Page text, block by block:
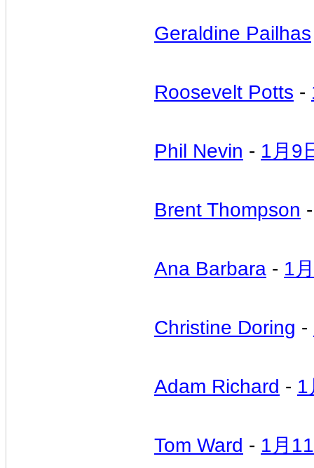
Geraldine Pailhas
Roosevelt Potts -
Phil Nevin - 1月9
Brent Thompson
Ana Barbara - 1
Christine Doring -
Adam Richard - 1
Tom Ward - 1月